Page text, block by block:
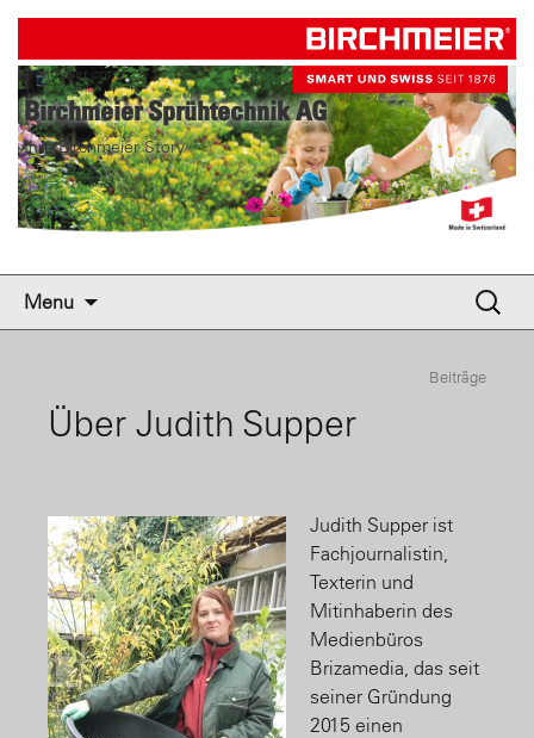
Birchmeier Sprühtechnik AG
Ihre Birchmeier Story
birchmeier.com
Menu
Suche
nach:
Beiträge
Über Judith Supper
Judith Supper ist
Fachjournalistin,
Texterin und
Mitinhaberin des
Medienbüros
Brizamedia, das seit
seiner Gründung
2015 einen